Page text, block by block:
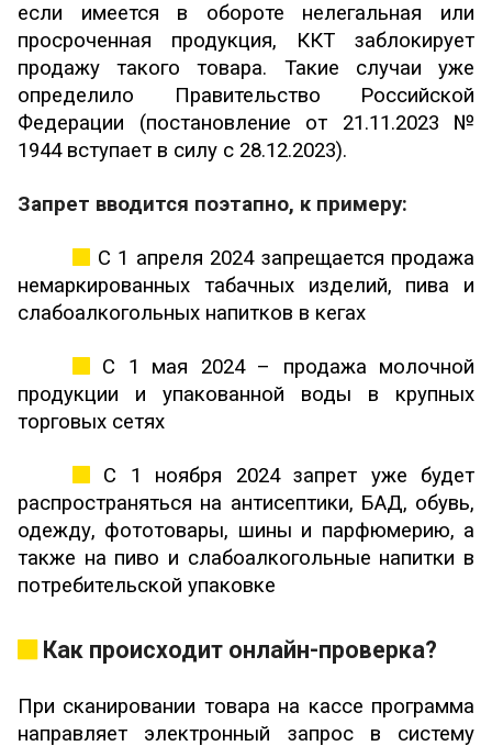
если имеется в обороте нелегальная или
просроченная продукция, ККТ заблокирует
продажу такого товара. Такие случаи уже
определило Правительство Российской
Федерации (постановление от 21.11.2023 №
1944 вступает в силу с 28.12.2023).
Запрет вводится поэтапно, к примеру:
С 1 апреля 2024 запрещается продажа
немаркированных табачных изделий, пива и
слабоалкогольных напитков в кегах
С 1 мая 2024 – продажа молочной
продукции и упакованной воды в крупных
торговых сетях
С 1 ноября 2024 запрет уже будет
распространяться на антисептики, БАД, обувь,
одежду, фототовары, шины и парфюмерию, а
также на пиво и слабоалкогольные напитки в
потребительской упаковке
Как происходит онлайн-проверка?
При сканировании товара на кассе программа
направляет электронный запрос в систему